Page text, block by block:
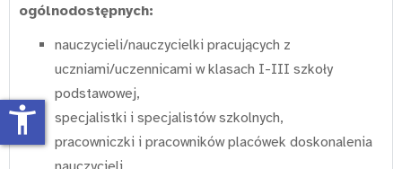
ogólnodostępnych:
nauczycieli/nauczycielki pracujących z
uczniami/uczennicami w klasach I-III szkoły
podstawowej,
specjalistki i specjalistów szkolnych,
pracowniczki i pracowników placówek doskonalenia
accessibility_new